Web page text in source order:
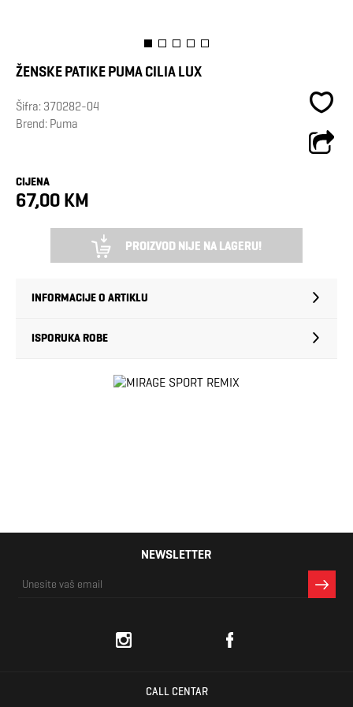
ŽENSKE PATIKE PUMA CILIA LUX
Šifra: 370282-04
Brend: Puma
CIJENA
67,00 KM
PROIZVOD NIJE NA LAGERU!
INFORMACIJE O ARTIKLU
ISPORUKA ROBE
NEWSLETTER
CALL CENTAR